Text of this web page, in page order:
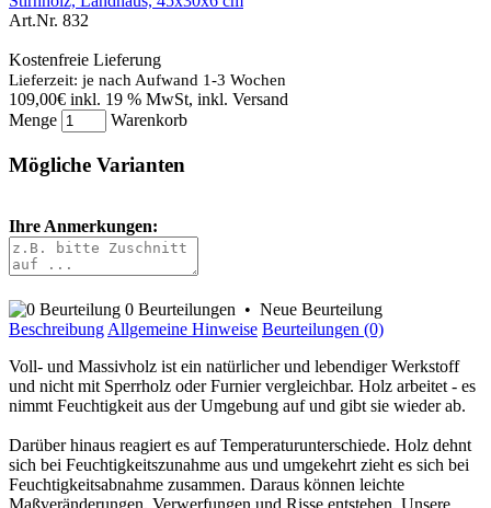
Art.Nr. 832
Kostenfreie Lieferung
Lieferzeit: je nach Aufwand 1-3 Wochen
109,00€ inkl. 19 % MwSt, inkl. Versand
Menge
Warenkorb
Mögliche Varianten
Ihre Anmerkungen:
0 Beurteilungen • Neue Beurteilung
Beschreibung Allgemeine Hinweise Beurteilungen (0)
Voll- und Massivholz ist ein natürlicher und lebendiger Werkstoff
und nicht mit Sperrholz oder Furnier vergleichbar. Holz arbeitet - es
nimmt Feuchtigkeit aus der Umgebung auf und gibt sie wieder ab.
Darüber hinaus reagiert es auf Temperaturunterschiede. Holz dehnt
sich bei Feuchtigkeitszunahme aus und umgekehrt zieht es sich bei
Feuchtigkeitsabnahme zusammen. Daraus können leichte